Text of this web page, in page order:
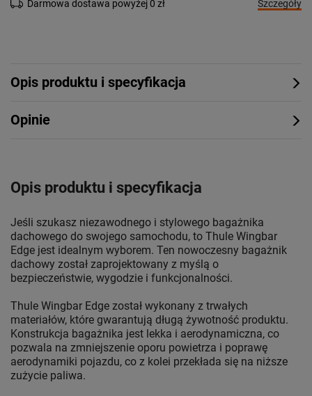
Darmowa dostawa powyżej 0 zł
Szczegóły
Opis produktu i specyfikacja
Opinie
Opis produktu i specyfikacja
Jeśli szukasz niezawodnego i stylowego bagażnika
dachowego do swojego samochodu, to Thule Wingbar
Edge jest idealnym wyborem. Ten nowoczesny bagażnik
dachowy został zaprojektowany z myślą o
bezpieczeństwie, wygodzie i funkcjonalności.
Thule Wingbar Edge został wykonany z trwałych
materiałów, które gwarantują długą żywotność produktu.
Konstrukcja bagażnika jest lekka i aerodynamiczna, co
pozwala na zmniejszenie oporu powietrza i poprawę
aerodynamiki pojazdu, co z kolei przekłada się na niższe
zużycie paliwa.